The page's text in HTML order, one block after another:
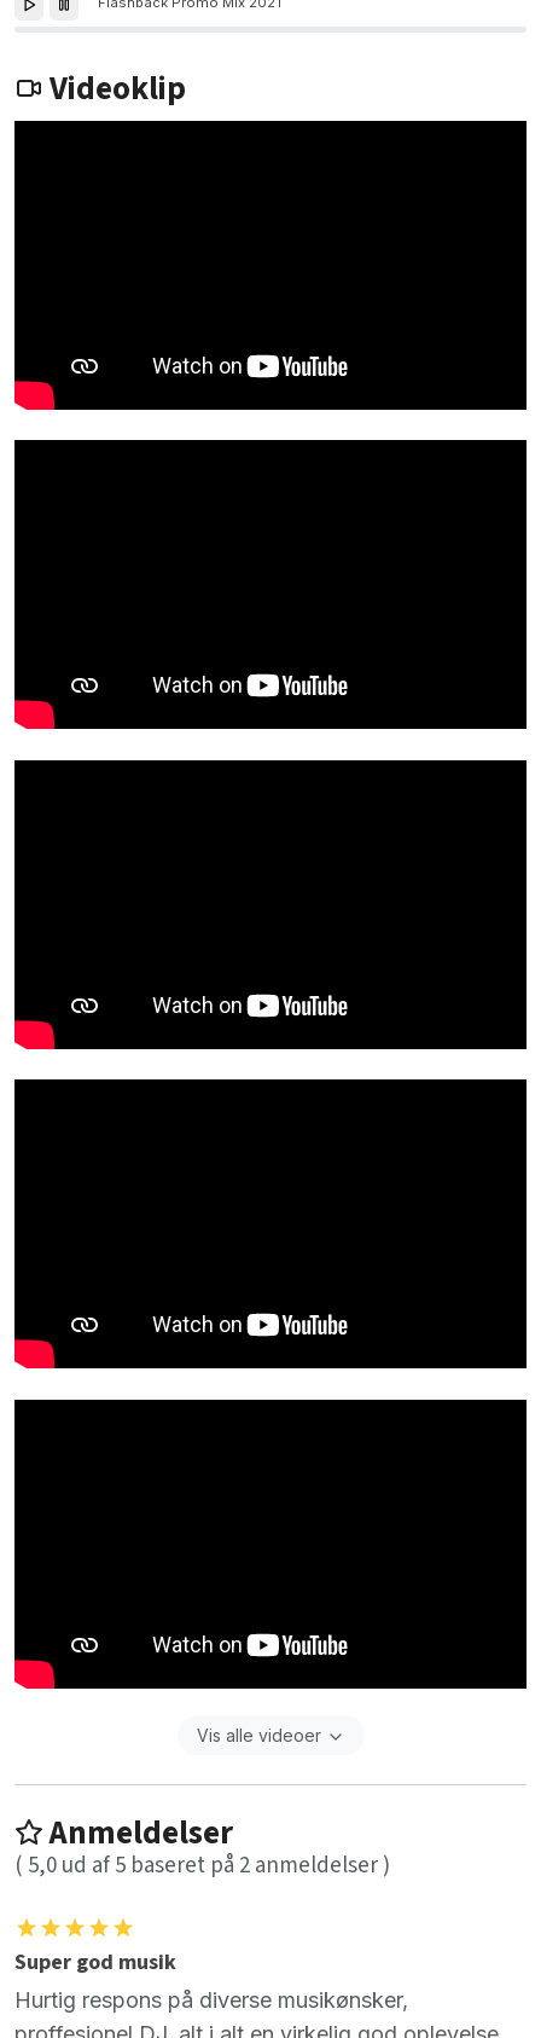
Videoklip
Vis alle videoer
Anmeldelser
( 5,0ud af5 baseret på 2anmeldelser )
Super god musik
Hurtig respons på diverse musikønsker,